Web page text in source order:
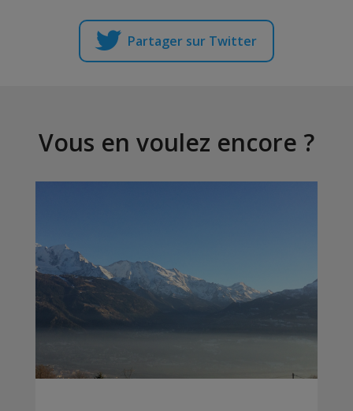
Partager sur Twitter
Vous en voulez encore ?